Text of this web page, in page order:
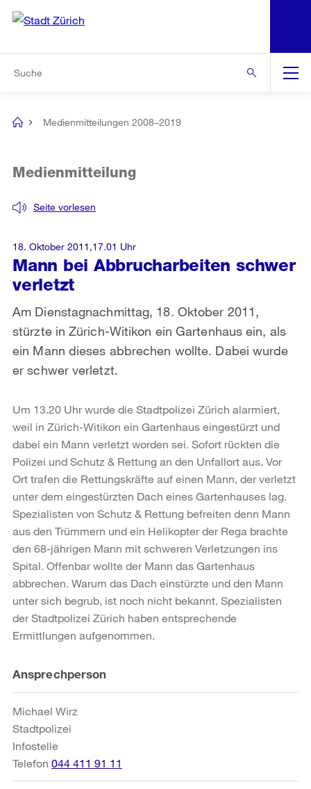
Navigation
[no
Medienmitteilungen 2008–2019
Mann bei Abbrucharbeiten schwer
verletzt
Seite vorlesen
Medienmitteilung
Am Dienstagnachmittag, 18. Oktober 2011,
stürzte in Zürich-Witikon ein Gartenhaus ein, als
ein Mann dieses abbrechen wollte. Dabei wurde
er schwer verletzt.
18. Oktober 2011,17.01 Uhr
Um 13.20 Uhr wurde die Stadtpolizei Zürich alarmiert,
weil in Zürich-Witikon ein Gartenhaus eingestürzt und
dabei ein Mann verletzt worden sei. Sofort rückten die
Polizei und Schutz & Rettung an den Unfallort aus. Vor
Ort trafen die Rettungskräfte auf einen Mann, der verletzt
unter dem eingestürzten Dach eines Gartenhauses lag.
Spezialisten von Schutz & Rettung befreiten denn Mann
aus den Trümmern und ein Helikopter der Rega brachte
den 68-jährigen Mann mit schweren Verletzungen ins
Spital. Offenbar wollte der Mann das Gartenhaus
abbrechen. Warum das Dach einstürzte und den Mann
unter sich begrub, ist noch nicht bekannt. Spezialisten
der Stadtpolizei Zürich haben entsprechende
Ermittlungen aufgenommen.
Weitere
Informationen
Ansprechperson
Michael Wirz
Stadtpolizei
Infostelle
Telefon 044 411 91 11